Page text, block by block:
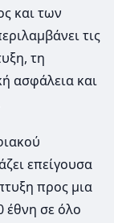
και των
τις
τη
ασφάλεια και
επείγουσα
προς μια
έθνη σε όλο